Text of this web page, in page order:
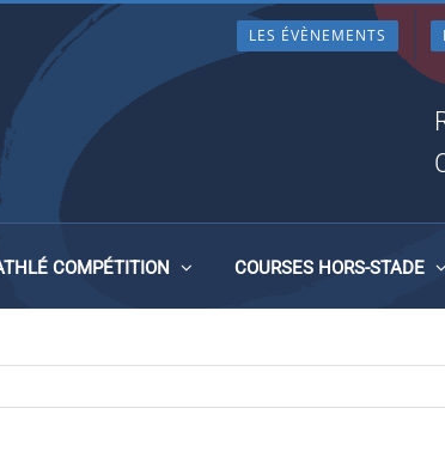
LES ÉVÈNEMENTS
COMPÉTITION COURSES HORS-STADE